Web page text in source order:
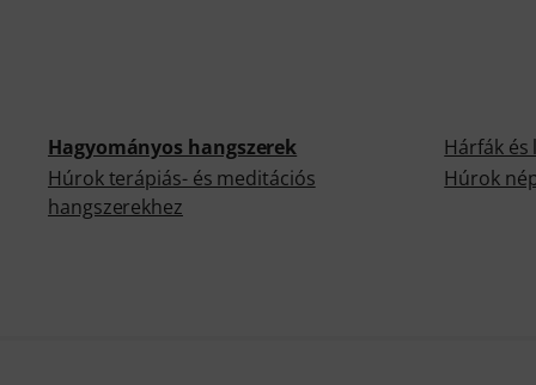
Hagyományos hangszerek
Húrok terápiás- és meditációs
hangszerekhez
Hárfák és
Húrok